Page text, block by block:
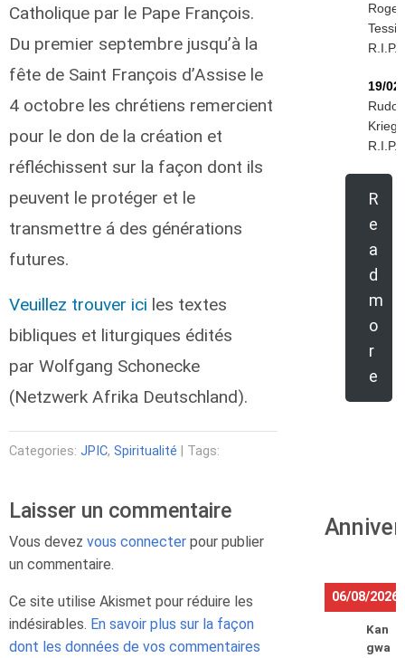
Catholique par le Pape François.
Du premier septembre jusqu’à la
fête de Saint François d’Assise le
4 octobre les chrétiens remercient
pour le don de la création et
réfléchissent sur la façon dont ils
peuvent le protéger et le
transmettre á des générations
futures.
Veuillez trouver ici les textes
bibliques et liturgiques édités
par Wolfgang Schonecke
(Netzwerk Afrika Deutschland).
Categories: JPIC, Spiritualité | Tags:
Laisser un commentaire
Vous devez vous connecter pour publier
un commentaire.
Ce site utilise Akismet pour réduire les
indésirables. En savoir plus sur la façon
dont les données de vos commentaires
Roger
R.I.P.
19/
Rudolf
R.I.P.
R
e
a
d
m
o
r
e
06/08/2026
Kan
gwa